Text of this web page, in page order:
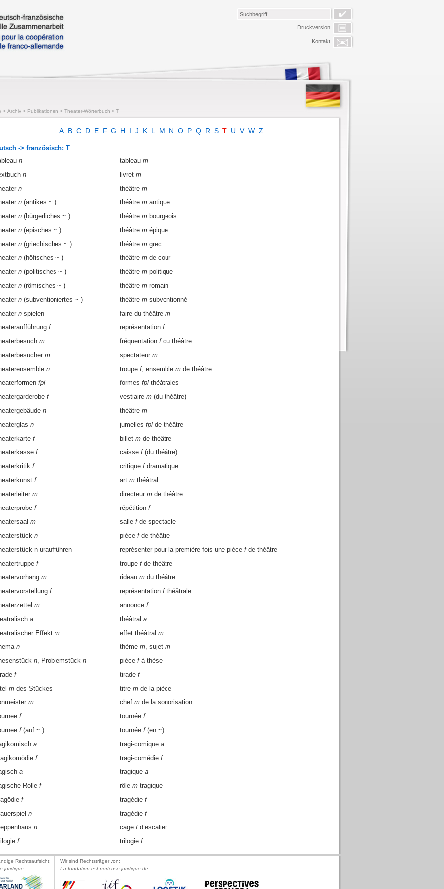
Druckversion
Kontakt
> Archiv > Publikationen > Theater-Wörterbuch > T
A B C D E F G H I J K L M N O P Q R S T U V W Z
-> französisch: T
n tableau m
n livret m
n théâtre m
n (antikes ~ ) théâtre m antique
n (bürgerliches ~ ) théâtre m bourgeois
n (episches ~ ) théâtre m épique
n (griechisches ~ ) théâtre m grec
n (höfisches ~ ) théâtre m de cour
n (politisches ~ ) théâtre m politique
n (römisches ~ ) théâtre m romain
n (subventioniertes ~ ) théâtre m subventionné
n spielen faire du théâtre m
f représentation f
m fréquentation fdu théâtre
m spectateur m
n troupe f, ensemble m de théâtre
fpl formes fpl théâtrales
f vestiaire m (du théâtre)
n théâtre m
n jumelles fpl de théâtre
f billet m de théâtre
f caisse f(du théâtre)
f critique fdramatique
f art m théâtral
m directeur m de théâtre
f répétition f
m salle fde spectacle
n pièce fde théâtre
n uraufführen
représenter pour la première fois une pièce fde théâtre
f troupe fde théâtre
m rideau m du théâtre
f représentation fthéâtrale
m annonce f
a théâtral a
Effekt m effet théâtral m
n thème m, sujet m
n, Problemstück n pièce fà thèse
f tirade f
m des Stückes titre m de la pièce
m chef m de la sonorisation
f tournée f
f(auf ~ ) tournée f(en ~)
a tragi-comique a
f tragi-comédie f
a tragique a
Rolle f rôle m tragique
f tragédie f
n tragédie f
n cage fd’escalier
f trilogie f
Rechtsaufsicht:
juridique :
Wir sind Rechtsträger von:
La fondation est porteuse juridique de :